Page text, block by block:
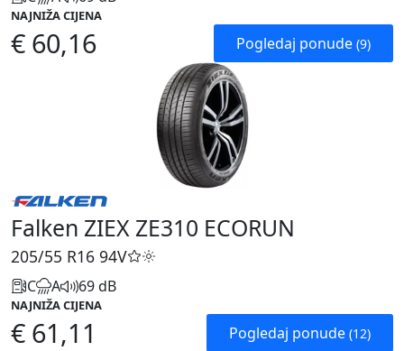
NAJNIŽA CIJENA
€ 60,16 Pogledaj ponude (9)
Falken ZIEX ZE310 ECORUN
205/55 R16 94V
C A 69 dB
NAJNIŽA CIJENA
€ 61,11 Pogledaj ponude (12)